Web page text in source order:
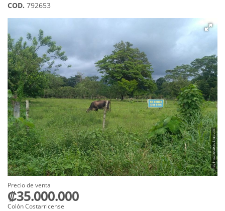
COD. 792653
Precio de venta
₡35.000.000
Colón Costarricense